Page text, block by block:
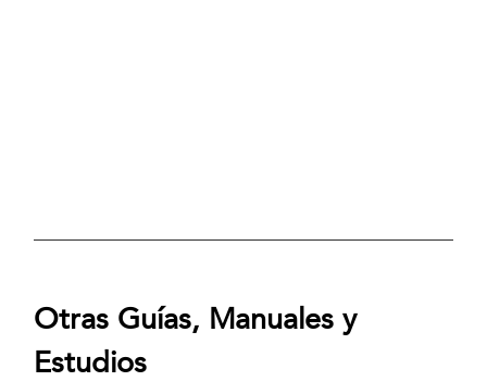
Otras Guías, Manuales y
Estudios